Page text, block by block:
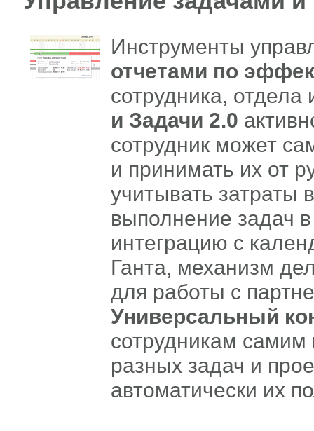
Инструменты
отчетами по
сотрудника,
и Задачи 2.0
сотрудник может
и принимать их от
учитывать затраты
выполнение задач
интеграцию с
Ганта, механизм
для работы с
Универсальный
сотрудникам самим
разных задач и
автоматически их